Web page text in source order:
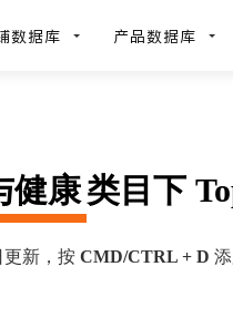
数据库 产品数据库
健康类目下
更新，按 CMD/CTRL + D